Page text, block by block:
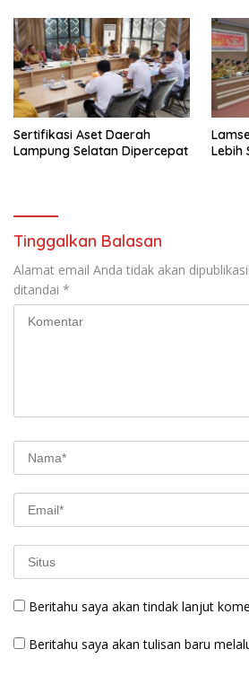
Sertifikasi Aset Daerah
Lampung Selatan Dipercepat
Lebih
Tinggalkan Balasan
Alamat email Anda tidak akan
ditandai *
Beritahu saya akan tindak lanjut
Beritahu saya akan tulisan baru